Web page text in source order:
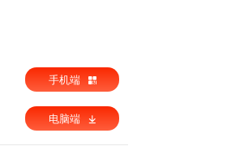
手机端
电脑端